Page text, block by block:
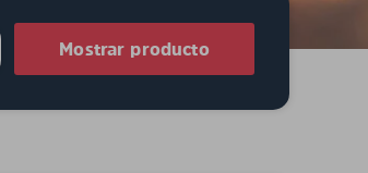
Mostrar producto